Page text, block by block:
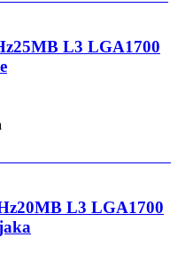
L3 LGA1700
L3 LGA1700